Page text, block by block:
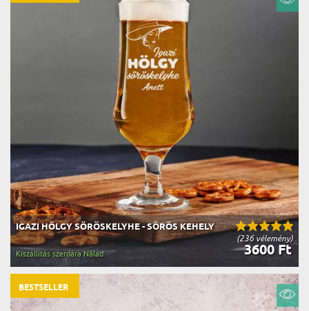
(236 vélemény)
IGAZI HÖLGY SÖRÖSKELYHE - SÖRÖS KEHELY
3600 Ft
Kiszállítás szerdára Nálad
BESTSELLER